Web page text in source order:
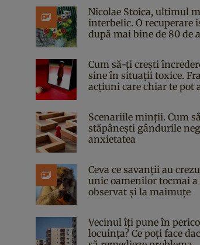
Nicolae Stoica, ultimul
interbelic. O recuperare
după mai bine de 80 de
Cum să-ți crești
sine în situații toxice.
acțiuni care chiar te pot
Scenariile minții. Cum
stăpânești gândurile
anxietatea
Ceva ce savanții au
unic oamenilor tocmai a
observat și la maimuțe
Vecinul îți pune în
locuința? Ce poți face